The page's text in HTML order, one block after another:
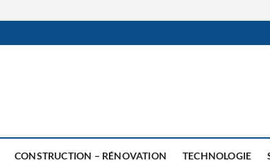
CONSTRUCTION – RÉNOVATION TECHNOLOGIE